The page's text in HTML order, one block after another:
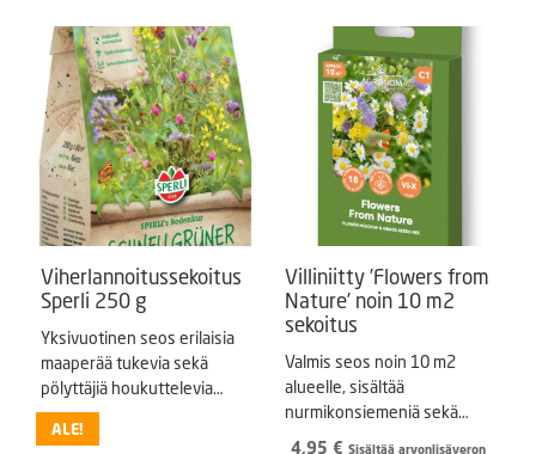
5,99 €.3,99 €.
Viherlannoitussekoitus
Sperli 250 g
Yksivuotinen seos erilaisia
maaperää tukevia sekä
pölyttäjiä houkuttelevia
kasveja
ALE!
Villiniitty ’Flowers from
Nature’ noin 10 m2
sekoitus
Valmis seos noin 10 m2
alueelle, sisältää
nurmikonsiemeniä sekä
kukkien siemeniä.
4,95 € Sisältää arvonlisäveron